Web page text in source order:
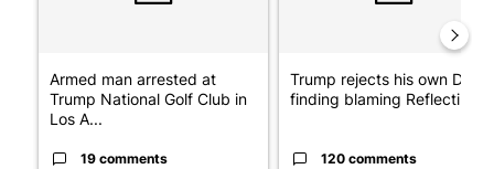
Armed man arrested at
Trump National Golf Club in
Los A...
19 comments
Trump rejects his own DOJ’s
finding blaming Reflecting
120 comments